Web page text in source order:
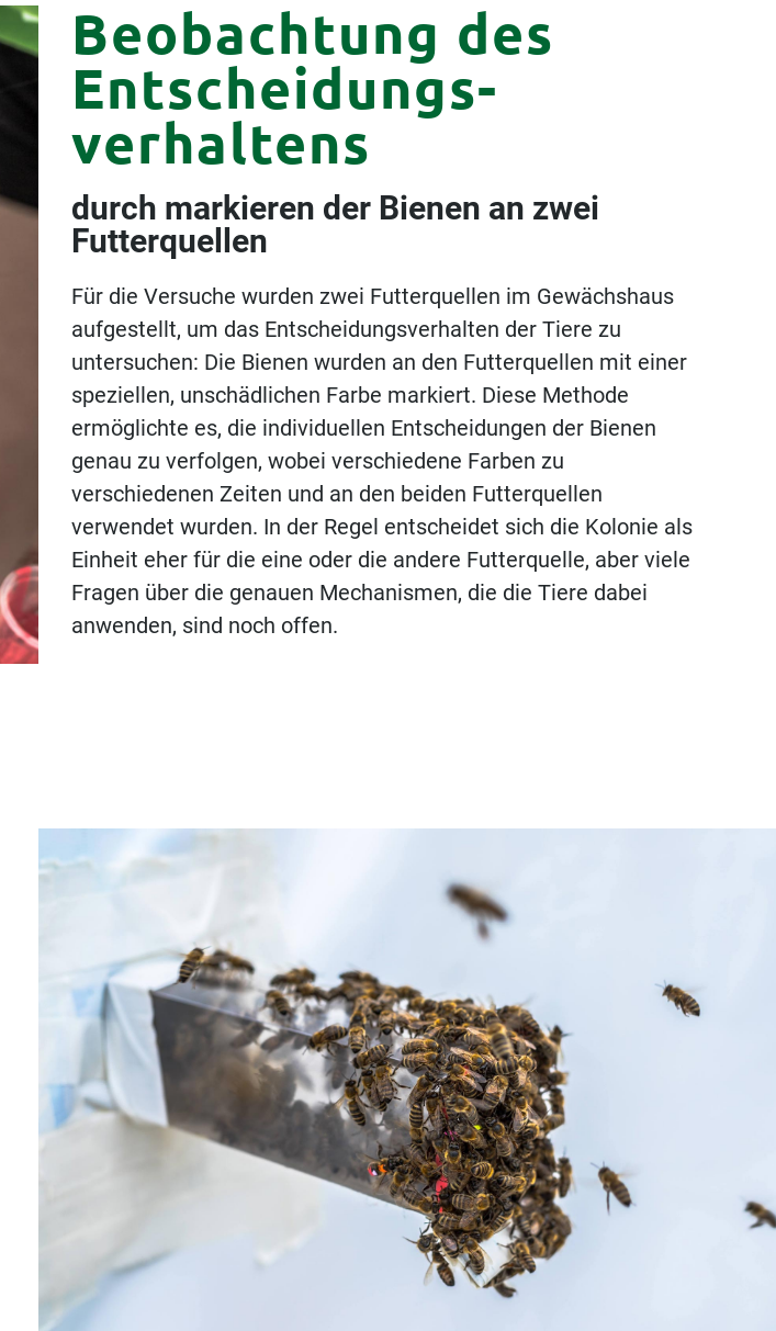
Beobachtung des
Entscheidungs­
verhaltens
durch markieren der Bienen an zwei
Futterquellen
Für die Versuche wurden zwei Futterquellen im Gewächshaus
aufgestellt, um das Entscheidungsverhalten der Tiere zu
untersuchen: Die Bienen wurden an den Futterquellen mit einer
speziellen, unschädlichen Farbe markiert. Diese Methode
ermöglichte es, die individuellen Entscheidungen der Bienen
genau zu verfolgen, wobei verschiedene Farben zu
verschiedenen Zeiten und an den beiden Futterquellen
verwendet wurden. In der Regel entscheidet sich die Kolonie als
Einheit eher für die eine oder die andere Futterquelle, aber viele
Fragen über die genauen Mechanismen, die die Tiere dabei
anwenden, sind noch offen.
Frutura Obst &
Gemüse
Kompetenzzentrum
GmbH
+43 (0)3334 41800
office@frutura.com
Fruturastraße 1
8224 Hartl
Allgemeines &
Rechtliches
Downloads
AGB
Impressum